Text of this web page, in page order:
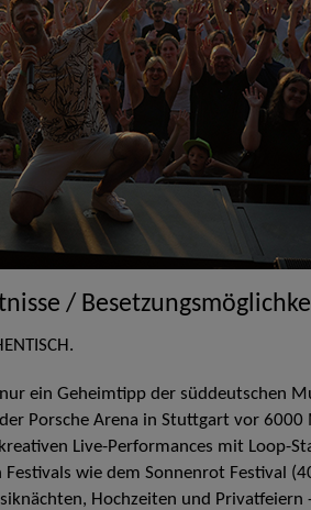
/
ein Geheimtipp der süddeutschen
Porsche Arena in Stuttgart vor
Live-Performances mit Loop-
wie dem Sonnenrot Festival
Hochzeiten und Privatfeiern